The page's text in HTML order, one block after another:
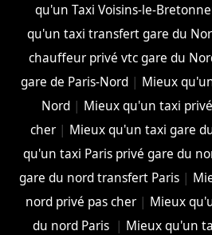
qu'un Taxi Voisins-le-
qu'un taxi transfert gare du
chauffeur privé vtc gare du
gare de Paris-Nord | Mieux
Nord| Mieux qu'un taxi
cher | Mieux qu'un taxi gare
qu'un taxi Paris privé gare du
gare du nord transfert Paris|
nord privé pas cher | Mieux
du nord Paris | Mieux qu'un